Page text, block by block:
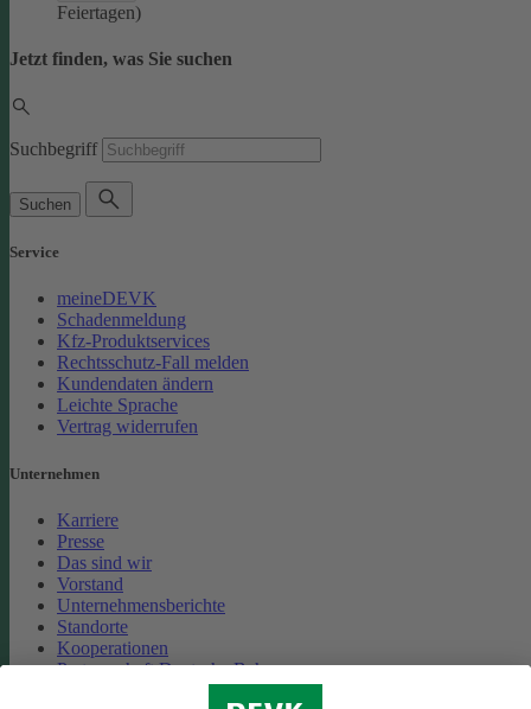
Feiertagen)
Jetzt finden, was Sie suchen
Suchbegriff
Suchen
Service
meineDEVK
Schadenmeldung
Kfz-Produktservices
Rechtsschutz-Fall melden
Kundendaten ändern
Leichte Sprache
Vertrag widerrufen
Unternehmen
Karriere
Presse
Das sind wir
Vorstand
Unternehmensberichte
Standorte
Kooperationen
Partnerschaft Deutsche Bahn